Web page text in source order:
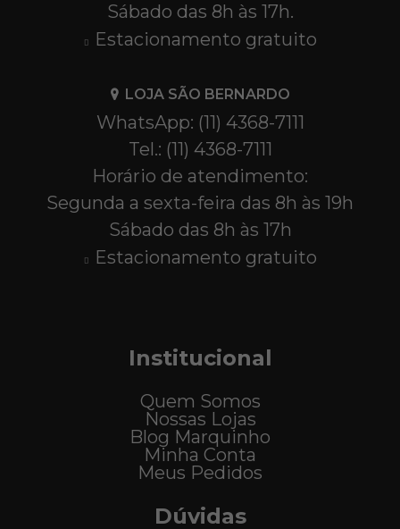
Sábado das 8h às 17h.
Estacionamento gratuito
LOJA SÃO BERNARDO
WhatsApp: (11) 4368-7111
Tel.: (11) 4368-7111
Horário de atendimento:
Segunda a sexta-feira das 8h às 19h
Sábado das 8h às 17h
Estacionamento gratuito
Institucional
Quem Somos
Nossas Lojas
Blog Marquinho
Minha Conta
Meus Pedidos
Dúvidas